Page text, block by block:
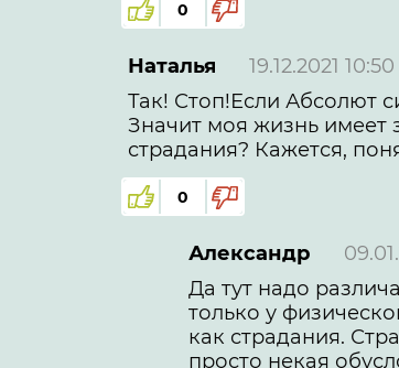
0
Наталья
19.12.2021 10:50
Так! Стоп!Если Абсолют
Значит моя жизнь имеет
страдания? Кажется,
0
Александр
Да тут надо
только у
как страдания.
просто некая